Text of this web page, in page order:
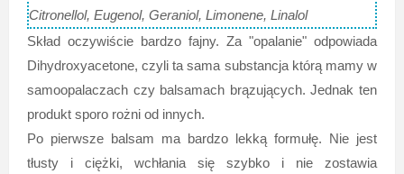
Citronellol, Eugenol, Geraniol, Limonene, Linalol
Skład oczywiście bardzo fajny. Za "opalanie" odpowiada
Dihydroxyacetone, czyli ta sama substancja którą mamy w
samoopalaczach czy balsamach brązujących. Jednak ten
produkt sporo rożni od innych.
Po pierwsze balsam ma bardzo lekką formułę. Nie jest
tłusty i ciężki, wchłania się szybko i nie zostawia